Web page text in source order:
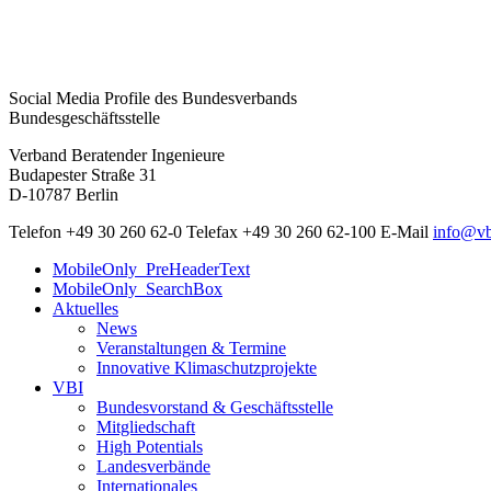
Social Media Profile des Bundesverbands
Bundesgeschäftsstelle
Verband Beratender Ingenieure
Budapester Straße 31
D-10787 Berlin
Telefon +49 30 260 62-0 Telefax +49 30 260 62-100 E-Mail
MobileOnly_PreHeaderText
MobileOnly_SearchBox
Aktuelles
News
Veranstaltungen & Termine
Innovative Klimaschutzprojekte
VBI
Bundesvorstand & Geschäftsstelle
Mitgliedschaft
High Potentials
Landesverbände
Internationales